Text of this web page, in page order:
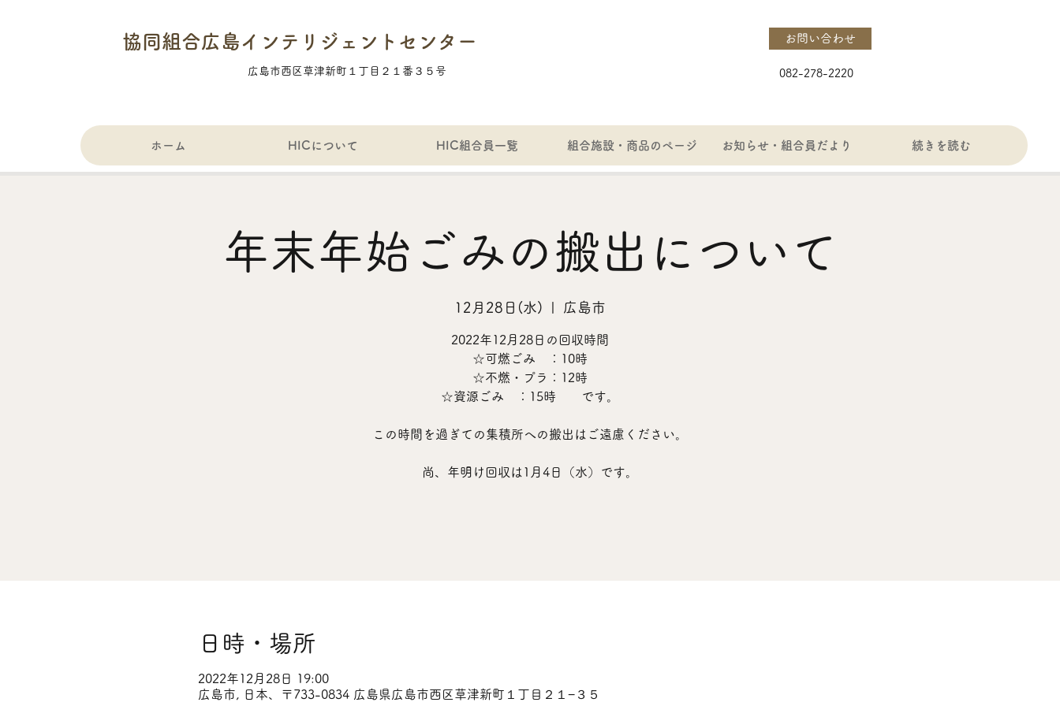
協同組合広島インテリジェントセンター
​広島市西区草津新町１丁目２１番３５号
お問い合わせ
082-278-2220
ホーム HICについて HIC組合員一覧 組合施設・商品のページ お知らせ・組合員だより 続きを読む
年末年始ごみの搬出について
12月28日(水) 広島市
2022年12月28日の回収時間
☆可燃ごみ ：10時
☆不燃・プラ：12時
☆資源ごみ ：15時 です。
この時間を過ぎての集積所への搬出はご遠慮ください。
尚、年明け回収は1月4日（水）です。
日時・場所
2022年12月28日 19:00
広島市, 日本、〒733-0834 広島県広島市西区草津新町１丁目２１−３５